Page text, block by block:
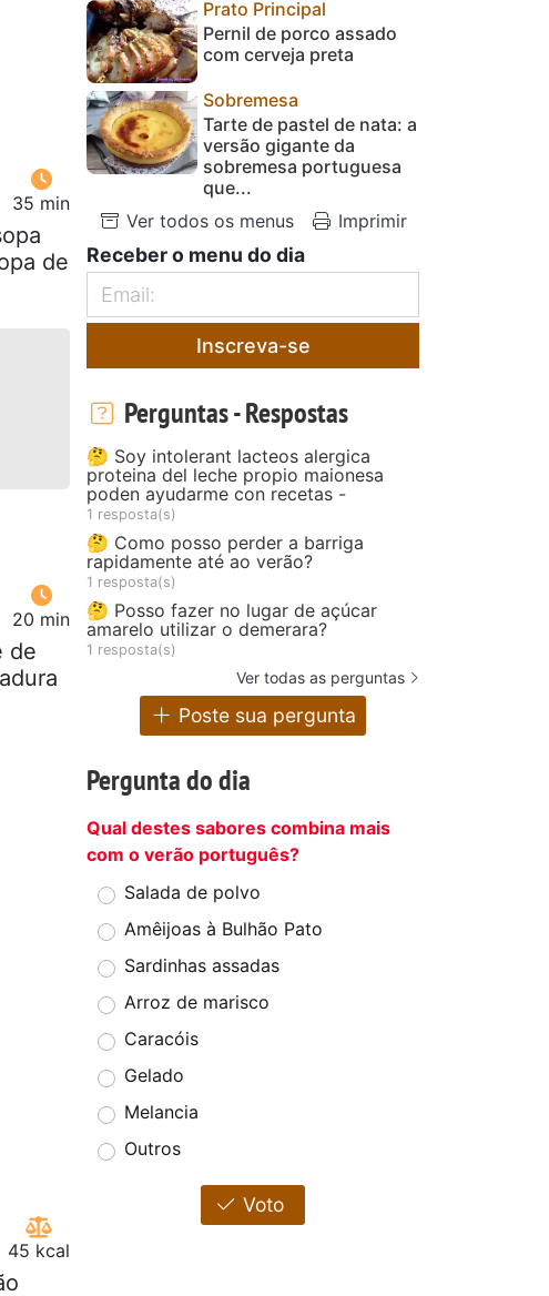
35 min
de
20 min
de
45 kcal
Prato Principal
Pernil de porco assado
com cerveja preta
Sobremesa
Tarte de pastel de nata: a
versão gigante da
sobremesa portuguesa
que...
Ver todos os menus
Imprimir
Receber o menu do dia
Inscreva-se
Perguntas - Respostas
🤔 Soy intolerant lacteos alergica
proteina del leche propio maionesa
poden ayudarme con recetas -
1 resposta(s)
🤔 Como posso perder a barriga
rapidamente até ao verão?
1 resposta(s)
🤔 Posso fazer no lugar de açúcar
amarelo utilizar o demerara?
1 resposta(s)
Ver todas as perguntas
Poste sua pergunta
Pergunta do dia
Qual destes sabores combina mais
com o verão português?
Salada de polvo
Amêijoas à Bulhão Pato
Sardinhas assadas
Arroz de marisco
Caracóis
Gelado
Melancia
Outros
Voto